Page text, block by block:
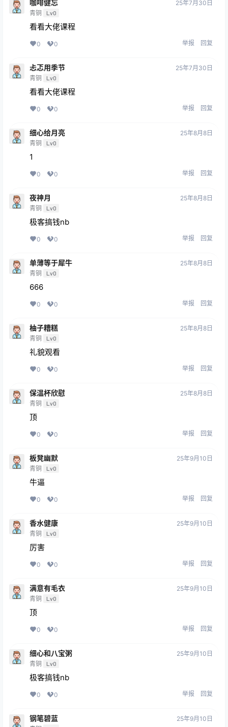
咖啡健忘
青铜 Lv0
25年7月30日
看看大佬课程
0 0 举报 回复
忐忑用季节
青铜 Lv0
25年7月30日
看看大佬课程
0 0 举报 回复
细心给月亮
青铜 Lv0
25年8月8日
1
0 0 举报 回复
夜神月
青铜 Lv0
25年8月8日
极客搞钱nb
0 0 举报 回复
单薄等于犀牛
青铜 Lv0
25年8月8日
666
0 0 举报 回复
柚子糟糕
青铜 Lv0
25年8月8日
礼貌观看
0 0 举报 回复
保温杯欣慰
青铜 Lv0
25年8月8日
顶
0 0 举报 回复
板凳幽默
青铜 Lv0
25年9月10日
牛逼
0 0 举报 回复
香水健康
青铜 Lv0
25年9月10日
厉害
0 0 举报 回复
满意有毛衣
青铜 Lv0
25年9月10日
顶
0 0 举报 回复
细心和八宝粥
青铜 Lv0
25年9月10日
极客搞钱nb
0 0 举报 回复
钢笔碧蓝 25年9月10日